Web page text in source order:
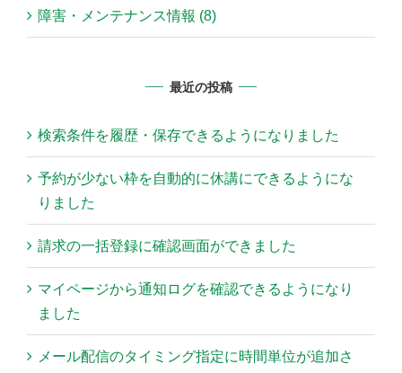
障害・メンテナンス情報 (8)
最近の投稿
検索条件を履歴・保存できるようになりました
予約が少ない枠を自動的に休講にできるようにな
りました
請求の一括登録に確認画面ができました
マイページから通知ログを確認できるようになり
ました
メール配信のタイミング指定に時間単位が追加さ